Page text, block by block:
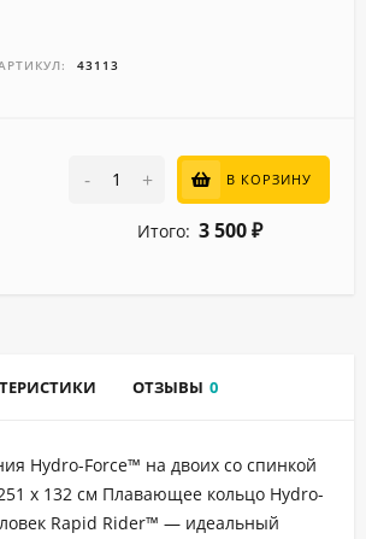
43113
- + В КОРЗИНУ
Итого: 3 500 ₽
ОТЗЫВЫ 0
Hydro-Force™ на двоих со спинкой
x 132 см Плавающее кольцо Hydro-
Rapid Rider™ — идеальный